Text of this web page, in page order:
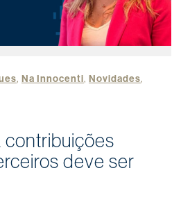
, Na Innocenti, Novidades,
contribuições
deve ser